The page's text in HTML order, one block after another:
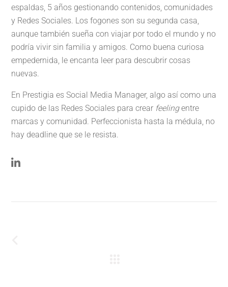
espaldas, 5 años gestionando contenidos, comunidades
y Redes Sociales. Los fogones son su segunda casa,
aunque también sueña con viajar por todo el mundo y no
podría vivir sin familia y amigos. Como buena curiosa
empedernida, le encanta leer para descubrir cosas
nuevas.
En Prestigia es Social Media Manager, algo así como una
cupido de las Redes Sociales para crear feelingentre
marcas y comunidad. Perfeccionista hasta la médula, no
hay deadline que se le resista.